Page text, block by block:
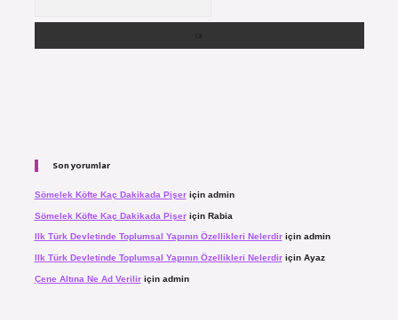
Son yorumlar
Sömelek Köfte Kaç Dakikada Pişeriçin admin
Sömelek Köfte Kaç Dakikada Pişeriçin Rabia
Ilk Türk Devletinde Toplumsal Yapının Özellikleri Nelerdiriçin admin
Ilk Türk Devletinde Toplumsal Yapının Özellikleri Nelerdiriçin Ayaz
Çene Altına Ne Ad Veriliriçin admin